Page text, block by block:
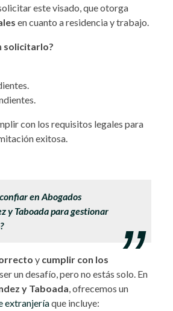
este visado, que otorga
en cuanto a residencia y trabajo.
solicitarlo?
con los requisitos legales para
exitosa.
en Abogados
y Taboada para gestionar
y cumplir con los
un desafío, pero no estás solo. En
y Taboada, ofrecemos un
extranjeríaque incluye: